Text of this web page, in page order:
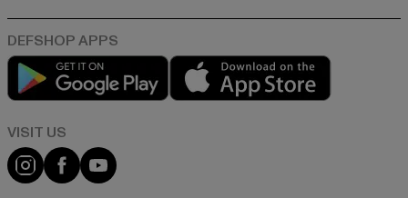
Play market
Visit our Instagram page:
Visit our Facebook page:
Visit our YouTube channel: